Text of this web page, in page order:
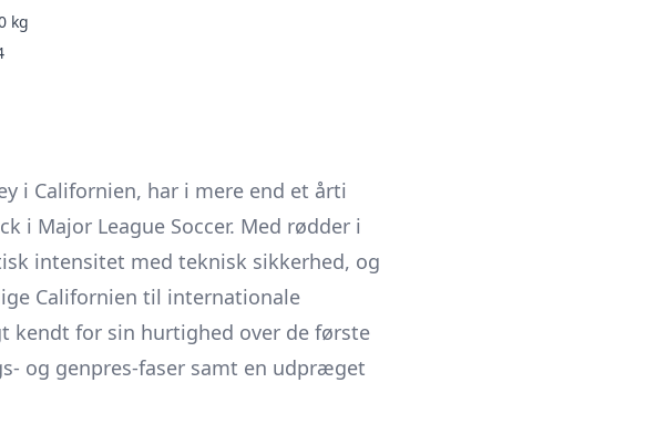
kg
i Californien, har i mere end et årti
i Major League Soccer. Med rødder i
intensitet med teknisk sikkerhed, og
Californien til internationale
for sin hurtighed over de første
og genpres-faser samt en udpræget